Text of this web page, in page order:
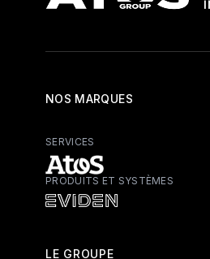
NOS MARQUES
SERVICES
Atos - Services
PRODUITS ET SYSTÈMES
LE GROUPE